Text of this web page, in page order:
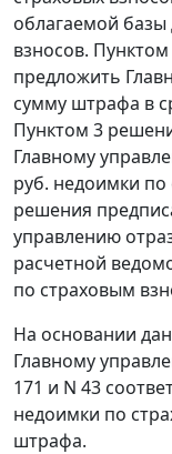
облагаемой базы
взносов.
предложить
сумму штрафа в
Пунктом 3
Главному
руб. недоимки
решения
управлению
расчетной
по страховым
На основании
Главному
171 и N 43
недоимки по
штрафа.